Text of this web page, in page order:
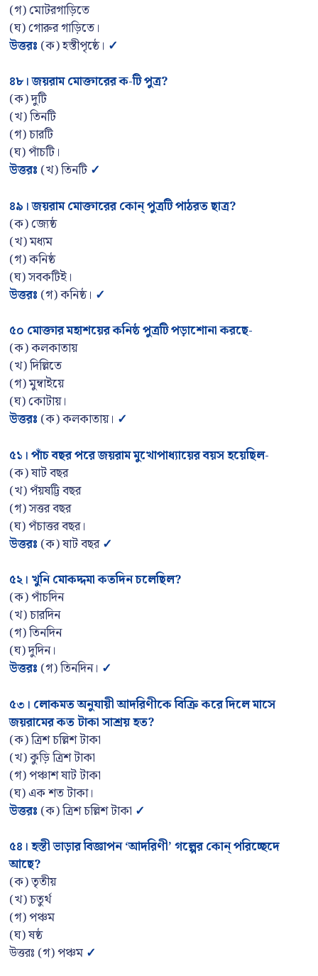
(গ) মোটরগাড়িতে
(ঘ) গোরুর গাড়িতে।
উত্তরঃ (ক) হস্তীপৃষ্ঠে। ✓
৪৮।জয়রাম মোক্তারের ক-টি পুত্র?
(ক) দুটি
(খ) তিনটি
(গ) চারটি
(ঘ) পাঁচটি।
উত্তরঃ (খ) তিনটি ✓
৪৯ ।জয়রাম মোক্তারের কোন্ পুত্রটি পাঠরত ছাত্র?
(ক) জ্যেষ্ঠ
(খ) মধ্যম
(গ) কনিষ্ঠ
(ঘ) সবকটিই।
উত্তরঃ (গ) কনিষ্ঠ। ✓
৫০ মোক্তার মহাশয়ের কনিষ্ঠ পুত্রটি পড়াশোনা করছে-
(ক) কলকাতায়
(খ) দিল্লিতে
(গ) মুম্বাইয়ে
(ঘ) কোটায়।
উত্তরঃ (ক) কলকাতায়। ✓
৫১ ।পাঁচ বছর পরে জয়রাম মুখোপাধ্যায়ের বয়স হয়েছিল-
(ক) ষাট বছর
(খ) পঁয়ষট্টি বছর
(গ) সত্তর বছর
(ঘ) পঁচাত্তর বছর।
উত্তরঃ (ক) ষাট বছর✓
৫২। খুনি মোকদ্দমা কতদিন চলেছিল?
(ক) পাঁচদিন
(খ) চারদিন
(গ) তিনদিন
(ঘ) দুদিন।
উত্তরঃ (গ) তিনদিন। ✓
৫৩ । লোকমত অনুযায়ী আদরিণীকে বিক্রি করে দিলে মাসে
জয়রামের কত টাকা সাশ্রয় হত?
(ক) ত্রিশ চল্লিশ টাকা
(খ) কুড়ি ত্রিশ টাকা
(গ) পঞ্চাশ ষাট টাকা
(ঘ) এক শত টাকা।
উত্তরঃ (ক) ত্রিশ চল্লিশ টাকা ✓
৫৪ ।হস্তী ভাড়ার বিজ্ঞাপন‘আদরিণী’ গল্পের কোন্ পরিচ্ছেদে
আছে?
(ক) তৃতীয়
(খ) চতুর্থ
(গ) পঞ্চম
(ঘ) ষষ্ঠ
উত্তরঃ (গ) পঞ্চম ✓